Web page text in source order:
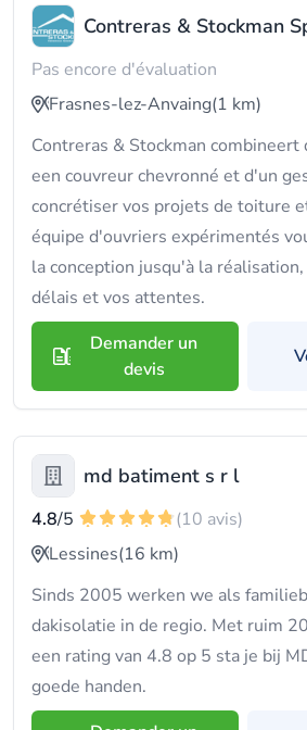
Contreras & Stockman
Pas encore d'évaluation
Frasnes-lez-Anvaing(1 km)
Contreras & Stockman combineert
een couvreur chevronné et d'un
concrétiser vos projets de toiture
équipe d'ouvriers expérimentés
la conception jusqu'à la
délais et vos attentes.
Demander un
devis
md batiment s r l
4.8/5
(10 avis)
Lessines(16 km)
Sinds 2005 werken we als
dakisolatie in de regio. Met ruim
een rating van 4.8 op 5 sta je bij
goede handen.